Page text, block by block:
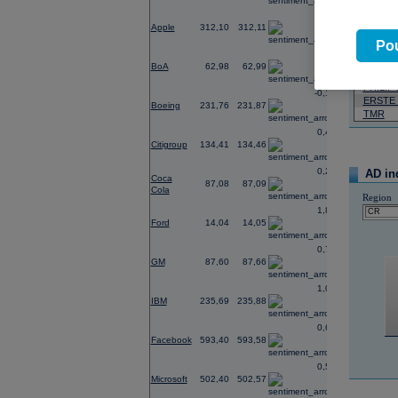
Apple 312,10 312,11
BoA 62,98 62,99
Boeing 231,76 231,87
-0,17
Citigroup 134,41 134,46
0,47
Coca
Cola
87,08 87,09
0,27
Ford 14,04 14,05
1,89
GM 87,60 87,66
0,79
IBM 235,69 235,88
1,01
Facebook 593,40 593,58
0,62
Microsoft 502,40 502,57
0,52
Název
ERSTE
TMR
AD
Region